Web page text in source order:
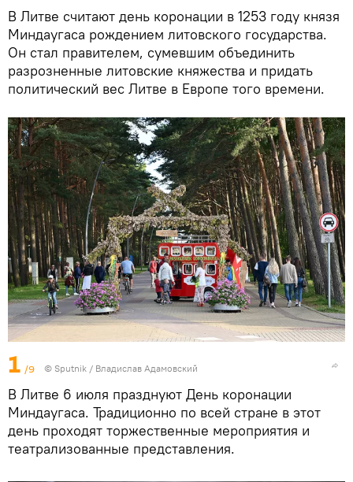
В Литве считают день коронации в 1253 году князя
Миндаугаса рождением литовского государства.
Он стал правителем, сумевшим объединить
разрозненные литовские княжества и придать
политический вес Литве в Европе того времени.
1 /9 © Sputnik / Владислав Адамовский
В Литве 6 июля празднуют День коронации
Миндаугаса. Традиционно по всей стране в этот
день проходят торжественные мероприятия и
театрализованные представления.